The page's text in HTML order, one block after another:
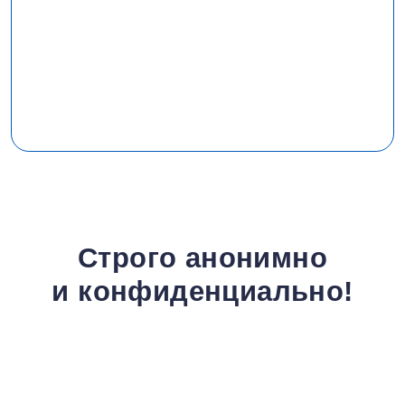
Строго анонимно
и конфиденциально!